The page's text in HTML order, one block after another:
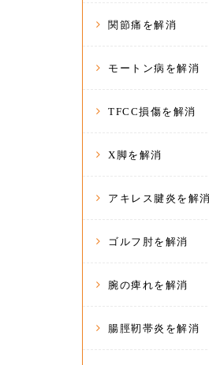
関節痛を解消
モートン病を解消
TFCC損傷を解消
X脚を解消
アキレス腱炎を解消
ゴルフ肘を解消
腕の痺れを解消
腸脛靭帯炎を解消